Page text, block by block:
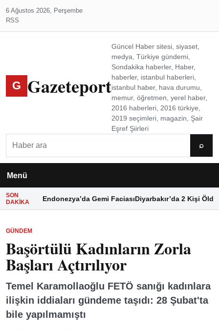
6 Ağustos 2026, Perşembe
RSS
G Gazeteport
Güncel Haber sitesi, siyaset,
medya, Türkiye gündemi,
Sondakika haberler, Haber,
haberler, istanbul haberleri,
istanbul haber, hava durumu,
memur, öğretmen, yerel haber,
2016 haberleri, 2016 türkiye,
2019 seçimleri, magazin, Şair
Eşref Şiirleri
⌕
Menü
SON
DAKIKA
Endonezya’da Gemi FaciasıDiyarbakır’da 2 Kişi Öldü
GÜNDEM
Başörtülü Kadınların Zorla
Başları Açtırılıyor
Temel Karamollaoğlu FETÖ sanığı kadınlara
ilişkin iddiaları gündeme taşıdı: 28 Şubat'ta
bile yapılmamıştı